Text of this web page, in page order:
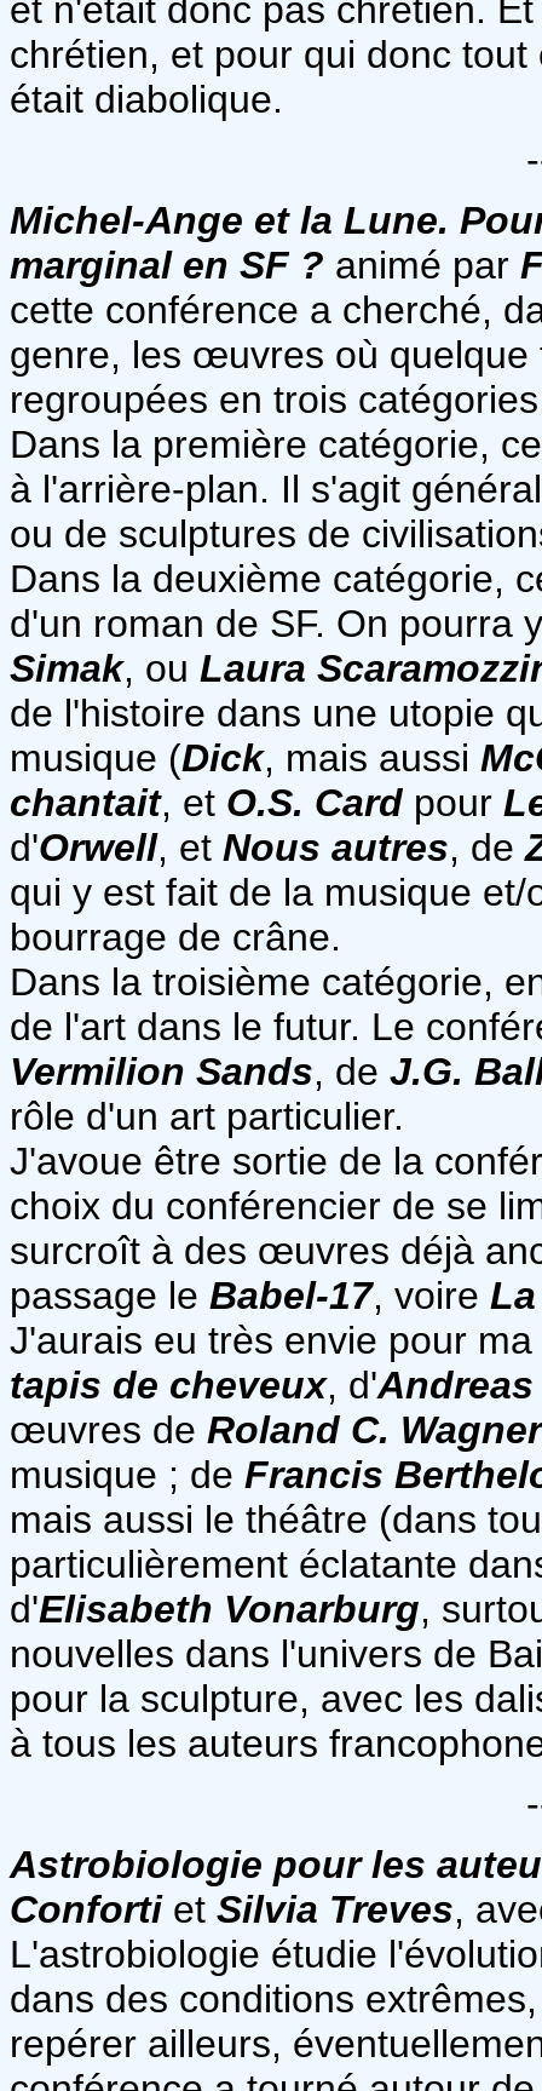
et n'était donc pas chrétien.
chrétien, et pour qui donc
était diabolique.
Michel-Ange et la Lune.
marginal en SF ? animé par
cette conférence a cherché,
genre, les œuvres où quelque
regroupées en trois
Dans la première catégorie,
à l'arrière-plan. Il s'agit
ou de sculptures de
Dans la deuxième catégorie,
d'un roman de SF. On pourra
Simak, ou Laura
de l'histoire dans une utopie
musique (Dick, mais aussi
chantait, et O.S. Card pour
d'Orwell, et Nous autres, de
qui y est fait de la musique
bourrage de crâne.
Dans la troisième catégorie,
de l'art dans le futur. Le
Vermilion Sands, de J.G.
rôle d'un art particulier.
J'avoue être sortie de la
choix du conférencier de se
surcroît à des œuvres déjà
passage le Babel-17, voire
J'aurais eu très envie pour
tapis de cheveux, d'
œuvres de Roland C. Wagner
musique ; de Francis
mais aussi le théâtre (dans
particulièrement éclatante
d'Elisabeth Vonarburg,
nouvelles dans l'univers de
pour la sculpture, avec les
à tous les auteurs
Astrobiologie pour les
Confortiet Silvia Treves,
L'astrobiologie étudie
dans des conditions
repérer ailleurs,